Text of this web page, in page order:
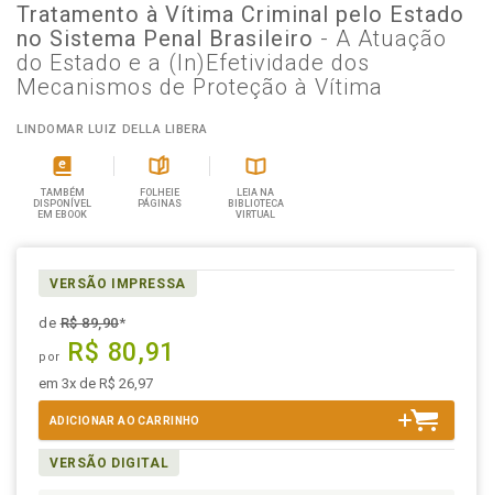
Tratamento à Vítima Criminal pelo Estado
no Sistema Penal Brasileiro - A Atuação
do Estado e a (In)Efetividade dos
Mecanismos de Proteção à Vítima
LINDOMAR LUIZ DELLA LIBERA
TAMBÉM
DISPONÍVEL
EM EBOOK
FOLHEIE
PÁGINAS
LEIA NA
BIBLIOTECA
VIRTUAL
VERSÃO IMPRESSA
deR$ 89,90*
por R$ 80,91
em 3x de R$ 26,97
ADICIONAR AO CARRINHO
VERSÃO DIGITAL